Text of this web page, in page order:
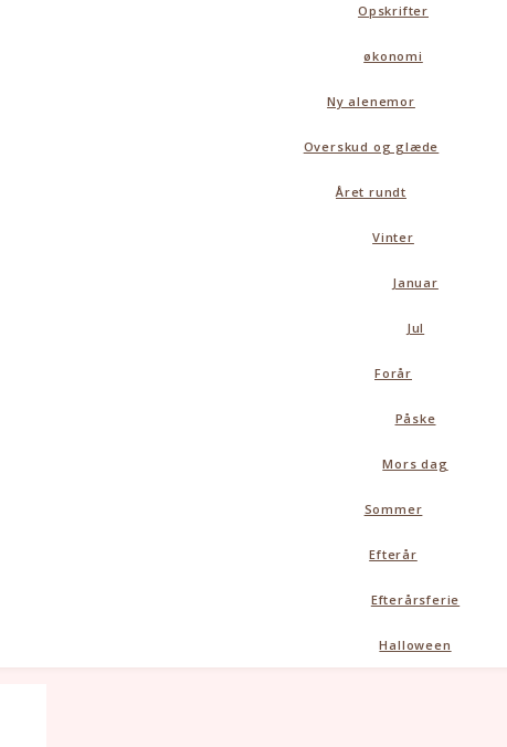
Opskrifter
økonomi
Ny alenemor
Overskud og glæde
Året rundt
Vinter
Januar
Jul
Forår
Påske
Mors dag
Sommer
Efterår
Efterårsferie
Halloween